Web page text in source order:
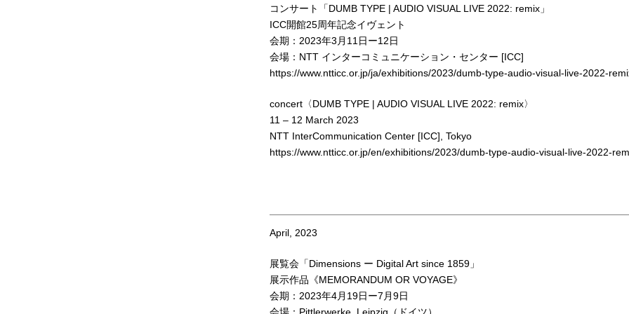
コンサート「DUMB TYPE | AUDIO VISUAL LIVE 2022: remix」
ICC開館25周年記念イヴェント
会期：2023年3月11日ー12日
会場：NTT インターコミュニケーション・センター [ICC]
https://www.ntticc.or.jp/ja/exhibitions/2023/dumb-type-audio-visual-live-2022-
concert〈DUMB TYPE | AUDIO VISUAL LIVE 2022: remix〉
11 – 12 March 2023
NTT InterCommunication Center [ICC], Tokyo
https://www.ntticc.or.jp/en/exhibitions/2023/dumb-type-audio-visual-live-2022-
April, 2023
展覧会「Dimensions ー Digital Art since 1859」
展示作品《MEMORANDUM OR VOYAGE》
会期：2023年4月19日ー7月9日